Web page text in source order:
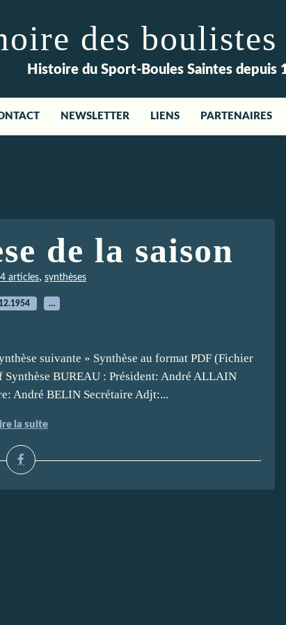
des boulistes
Histoire du Sport-Boules Saintes depuis
NEWSLETTER LIENS PARTENAIRES
de la saison
articles, synthèses
…
suivante » Synthèse au format PDF (Fichier
BUREAU : Président: André ALLAIN
André BELIN Secrétaire Adjt:...
la suite